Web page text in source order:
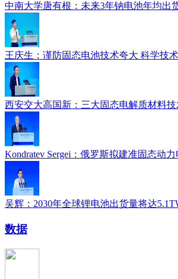
中南大学唐有根：未来3年钠电池年均出
王庆生：谨防固态电池技术夸大 科学技
西安交大高国新：三大固态电解质材料
Kondratev Sergei：俄罗斯拟建准固态动
吴辉：2030年全球锂电池出货量将达
数据